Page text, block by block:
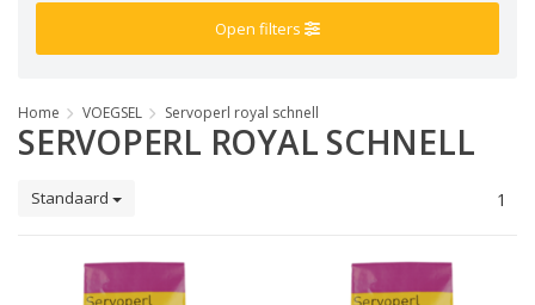
Open filters
Home VOEGSEL Servoperl royal schnell
SERVOPERL ROYAL SCHNELL
Standaard 1